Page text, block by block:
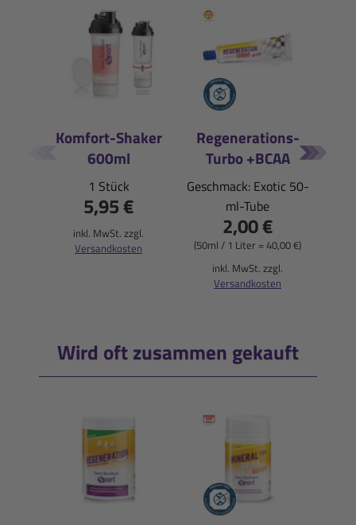
Komfort-Shaker
600ml
1 Stück
5,95 €
inkl. MwSt. zzgl.
Versandkosten
Regenerations-
Turbo +BCAA
Geschmack: Exotic 50-
ml-Tube
2,00 €
(50ml / 1 Liter = 40,00 €)
inkl. MwSt. zzgl.
Versandkosten
Wird oft zusammen gekauft